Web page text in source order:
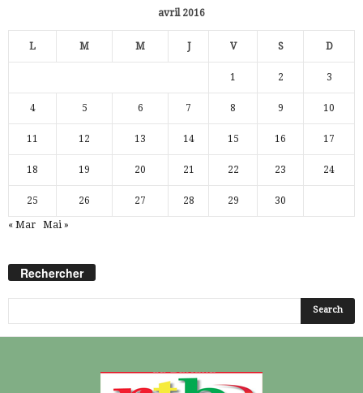
avril 2016
L M M J V S D
1 2 3
4 5 6 7 8 9 10
11 12 13 14 15 16 17
18 19 20 21 22 23 24
25 26 27 28 29 30
« Mar Mai »
Rechercher